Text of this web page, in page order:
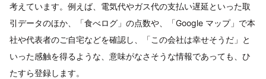
考えています。例えば、電気代やガス代の支払い遅延といった取
引データのほか、「食べログ」の点数や、「Google マップ」で本
社や代表者のご自宅などを確認し、「この会社は幸せそうだ」と
いった感触を得るような、意味がなさそうな情報であっても、ひ
たすら登録します。